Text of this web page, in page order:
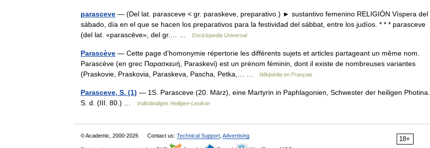
parasceve — (Del lat. parasceve < gr. paraskeve, preparativo.) ► sustantivo femenino RELIGIÓN Víspera del
sábado, día en el que se hacen los preparativos para la festividad del sábbat, entre los judíos. * * * parasceve
(del lat. «parascēve», del gr.… …
Enciclopedia Universal
Parascève — Cette page d’homonymie répertorie les différents sujets et articles partageant un même nom.
Parascève (en grec Παρασκευή, Paraskevi) est un prénom féminin, dont il existe de nombreuses variantes
(Praskovie, Praskovia, Paraskeva, Pascha, Petka,… …
Wikipédia en Français
Parasceve, S. (1) — 1S. Parasceve (20. März), eine Martyrin in Paphlagonien, Schwester der heiligen Photina.
S. d. (III. 80.) …
Vollständiges Heiligen-Lexikon
18+
© Academic, 2000-2026 Contact us: Technical Support Advertising